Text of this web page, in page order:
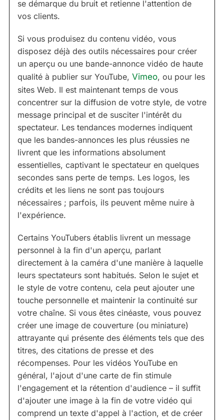
se démarque du bruit et retienne l'attention de
vos clients.
Si vous produisez du contenu vidéo, vous
disposez déjà des outils nécessaires pour créer
un aperçu ou une bande-annonce vidéo de haute
qualité à publier sur YouTube, Vimeo, ou pour les
sites Web. Il est maintenant temps de vous
concentrer sur la diffusion de votre style, de votre
message principal et de susciter l'intérêt du
spectateur. Les tendances modernes indiquent
que les bandes-annonces les plus réussies ne
livrent que les informations absolument
essentielles, captivant le spectateur en quelques
secondes sans perte de temps. Les logos, les
crédits et les liens ne sont pas toujours
nécessaires ; parfois, ils peuvent même nuire à
l'expérience.
Certains YouTubers établis livrent un message
personnel à la fin d'un aperçu, parlant
directement à la caméra d'une manière à laquelle
leurs spectateurs sont habitués. Selon le sujet et
le style de votre contenu, cela peut ajouter une
touche personnelle et maintenir la continuité sur
votre chaîne. Si vous êtes cinéaste, vous pouvez
créer une image de couverture (ou miniature)
attrayante qui présente des éléments tels que des
titres, des citations de presse et des
récompenses. Pour les vidéos YouTube en
général, l'ajout d'une carte de fin stimule
l'engagement et la rétention d'audience – il suffit
d'ajouter une image à la fin de votre vidéo qui
comprend un texte d'appel à l'action, et de créer